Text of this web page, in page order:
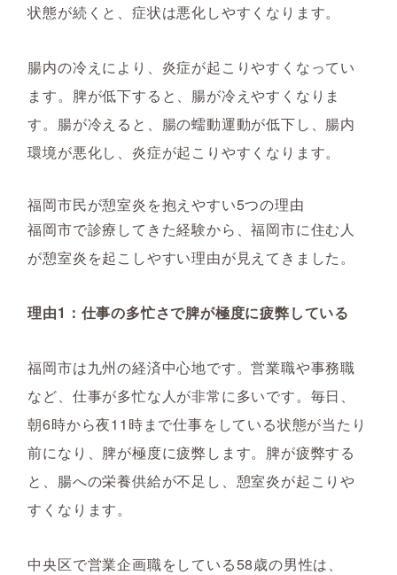
状態が続くと、症状は悪化しやすくなります。
腸内の冷えにより、炎症が起こりやすくなってい
ます。脾が低下すると、腸が冷えやすくなりま
す。腸が冷えると、腸の蠕動運動が低下し、腸内
環境が悪化し、炎症が起こりやすくなります。
福岡市民が憩室炎を抱えやすい5つの理由
福岡市で診療してきた経験から、福岡市に住む人
が憩室炎を起こしやすい理由が見えてきました。
理由1：仕事の多忙さで脾が極度に疲弊している
福岡市は九州の経済中心地です。営業職や事務職
など、仕事が多忙な人が非常に多いです。毎日、
朝6時から夜11時まで仕事をしている状態が当たり
前になり、脾が極度に疲弊します。脾が疲弊する
と、腸への栄養供給が不足し、憩室炎が起こりや
すくなります。
中央区で営業企画職をしている58歳の男性は、